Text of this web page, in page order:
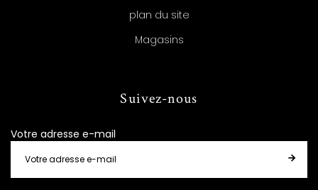
plan du site
Magasins
Suivez-nous
Votre adresse e-mail